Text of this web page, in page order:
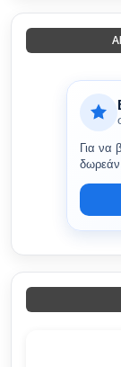
Για να
δωρεάν